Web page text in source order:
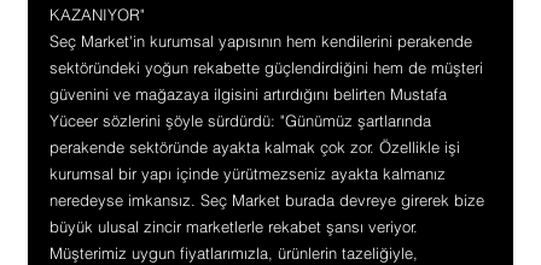
KAZANIYOR"
Seç Market'in kurumsal yapısının hem kendilerini perakende
sektöründeki yoğun rekabette güçlendirdiğini hem de müşteri
güvenini ve mağazaya ilgisini artırdığını belirten Mustafa
Yüceer sözlerini şöyle sürdürdü: "Günümüz şartlarında
perakende sektöründe ayakta kalmak çok zor. Özellikle işi
kurumsal bir yapı içinde yürütmezseniz ayakta kalmanız
neredeyse imkansız. Seç Market burada devreye girerek bize
büyük ulusal zincir marketlerle rekabet şansı veriyor.
Müşterimiz uygun fiyatlarımızla, ürünlerin tazeliğiyle,